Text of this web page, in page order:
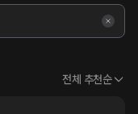
전체 추천순